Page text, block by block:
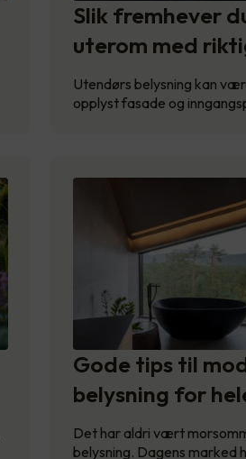
Slik fremhever
uterom med
Utendørs belysning kan
opplyst fasade og
Gode tips til
belysning for
Det har aldri vært
belysning. Dagens marked